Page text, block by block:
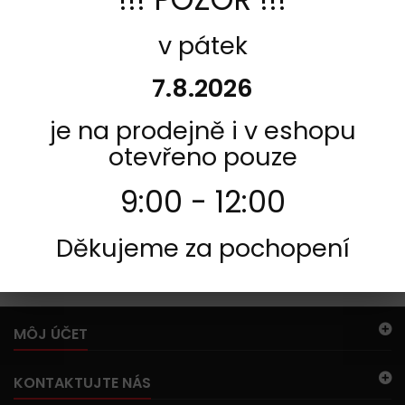
V tejto kategórii sa nenachádzajú žiadne produkty.
MÔJ ÚČET
KONTAKTUJTE NÁS
v pátek
7.8.2026
je na prodejně i v eshopu
otevřeno pouze
9:00 - 12:00
Děkujeme za pochopení